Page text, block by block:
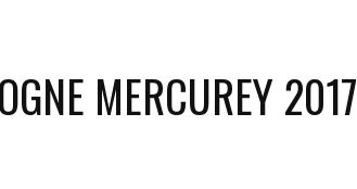
MERCUREY 2017